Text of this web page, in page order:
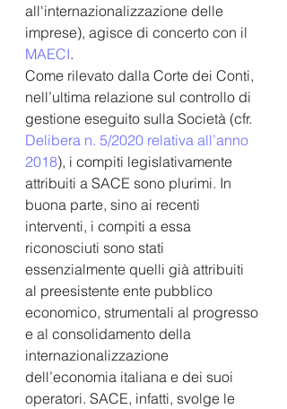
all'internazionalizzazione delle
imprese), agisce di concerto con il
MAECI.
Come rilevato dalla Corte dei Conti,
nell’ultima relazione sul controllo di
gestione eseguito sulla Società (cfr.
Delibera n. 5/2020 relativa all’anno
2018), i compiti legislativamente
attribuiti a SACE sono plurimi. In
buona parte, sino ai recenti
interventi, i compiti a essa
riconosciuti sono stati
essenzialmente quelli già attribuiti
al preesistente ente pubblico
economico, strumentali al progresso
e al consolidamento della
internazionalizzazione
dell’economia italiana e dei suoi
operatori. SACE, infatti, svolge le